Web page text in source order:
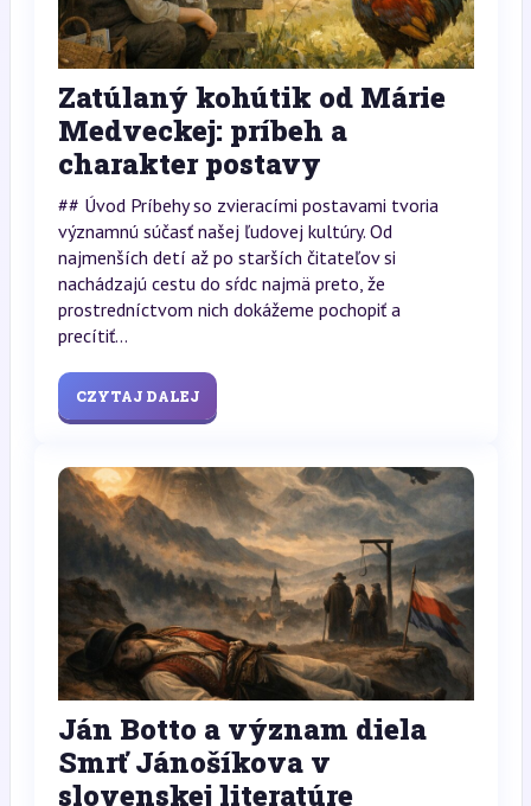
Zatúlaný kohútik od Márie
Medveckej: príbeh a
charakter postavy
## Úvod Príbehy so zvieracími postavami tvoria
významnú súčasť našej ľudovej kultúry. Od
najmenších detí až po starších čitateľov si
nachádzajú cestu do sŕdc najmä preto, že
prostredníctvom nich dokážeme pochopiť a
precítiť...
CZYTAJ DALEJ
Ján Botto a význam diela
Smrť Jánošíkova v
slovenskej literatúre